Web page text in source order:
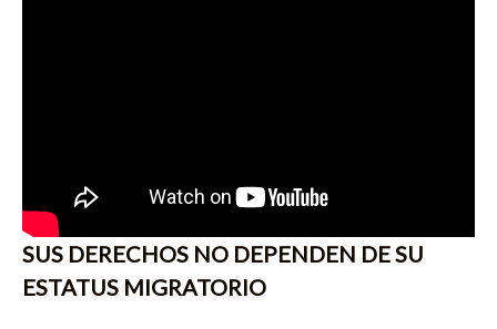
SUS DERECHOS NO DEPENDEN DE SU
ESTATUS MIGRATORIO